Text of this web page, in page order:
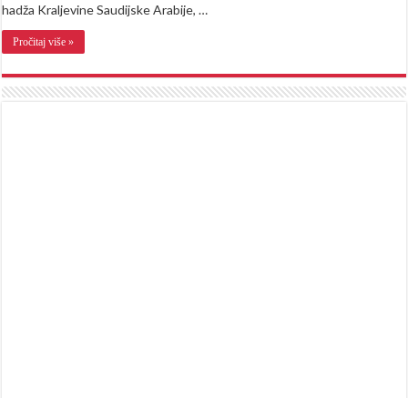
hadža Kraljevine Saudijske Arabije, …
Pročitaj više »